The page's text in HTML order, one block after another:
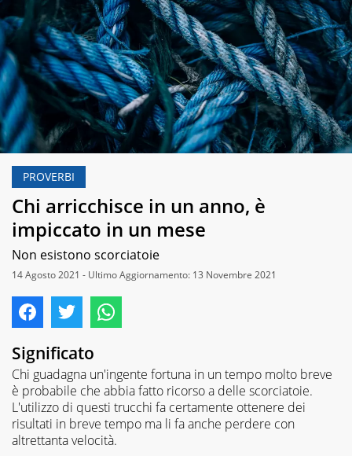
PROVERBI
Chi arricchisce in un anno, è
impiccato in un mese
Non esistono scorciatoie
14 Agosto 2021 - Ultimo Aggiornamento: 13 Novembre 2021
Significato
Chi guadagna un'ingente fortuna in un tempo molto breve
è probabile che abbia fatto ricorso a delle scorciatoie.
L'utilizzo di questi trucchi fa certamente ottenere dei
risultati in breve tempo ma li fa anche perdere con
altrettanta velocità.